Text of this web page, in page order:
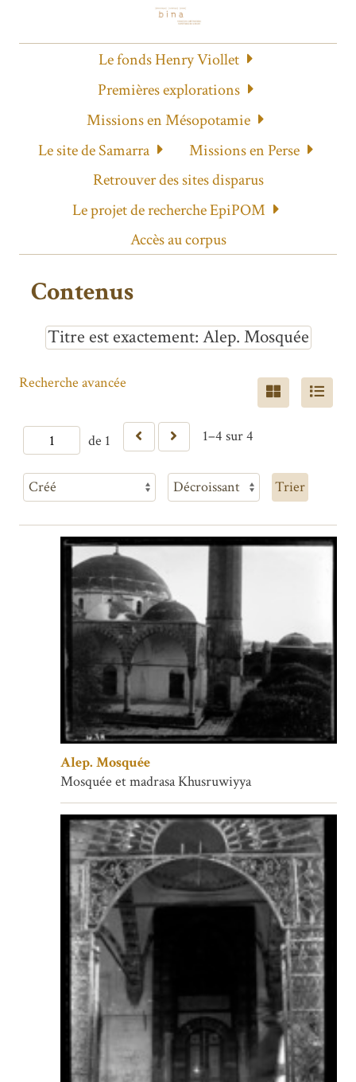
Le fonds Henry Viollet
Premières explorations
Missions en Mésopotamie
Le site de Samarra
Missions en Perse
Retrouver des sites disparus
Le projet de recherche EpiPOM
Accès au corpus
Contenus
Titre est exactement Alep. Mosquée
de 1 1–4 sur 4
Recherche avancée
Trier
Alep. Mosquée
Mosquée et madrasa Khusruwiyya